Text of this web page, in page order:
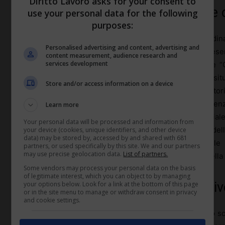
Iter burocratico per la richiesta e
per la richiesta del congedo
e amministrativi. Il lavoratore deve innanzitutto
telematico a lui più comodo, selezionando l’opzione
allegando la documentazione medica attestante la
necessaria una dichiarazione sostitutiva di atto di
condizione di esclusività e continuatività
l’INPS verifica la correttezza formale e
comunicare al lavoratore e al datore di lavoro l’esito
in alternativa alla domanda telematica, è possibile
consulenti del lavoro per una gestione più agevole
Implicazioni finanziarie e
del congedo straordinario
use your personal data for the following
purposes:
Personalised advertising and content, advertising and
content measurement, audience research and
services development
Store and/or access information on a device
Learn more
Your personal data will be processed and information from
your device (cookies, unique identifiers, and other device
data) may be stored by, accessed by and shared with 681
partners, or used specifically by this site. We and our partners
may use precise geolocation data. List of partners.
Some vendors may process your personal data on the basis
of legitimate interest, which you can object to by managing
your options below. Look for a link at the bottom of this page
or in the site menu to manage or withdraw consent in privacy
and cookie settings.